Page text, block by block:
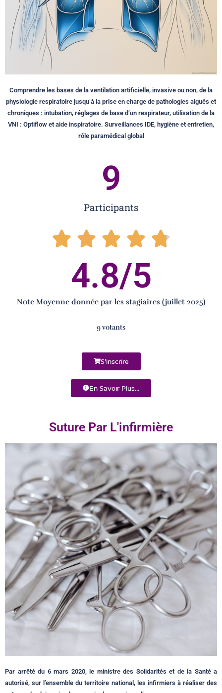
Comprendre les bases de la ventilation artificielle, invasive ou non, de la
physiologie respiratoire jusqu’à la prise en charge de pathologies aiguës et
chroniques : intubation, réglages de base d’un respirateur, utilisation de la
VNI : Optiflow et aide inspiratoire. Surveillances IDE, hygiène et entretien,
rôle paramédical global
Participants
9
Note Moyenne donnée par les stagiaires (juillet 2025)
4.8/5
9 votants
S'inscrire
En Savoir Plus...
Suture Par L'infirmière
Par arrêté du 6 mars 2020, le ministre des Solidarités et de la Santé a
autorisé, sur l’ensemble du territoire national, les infirmiers à réaliser des